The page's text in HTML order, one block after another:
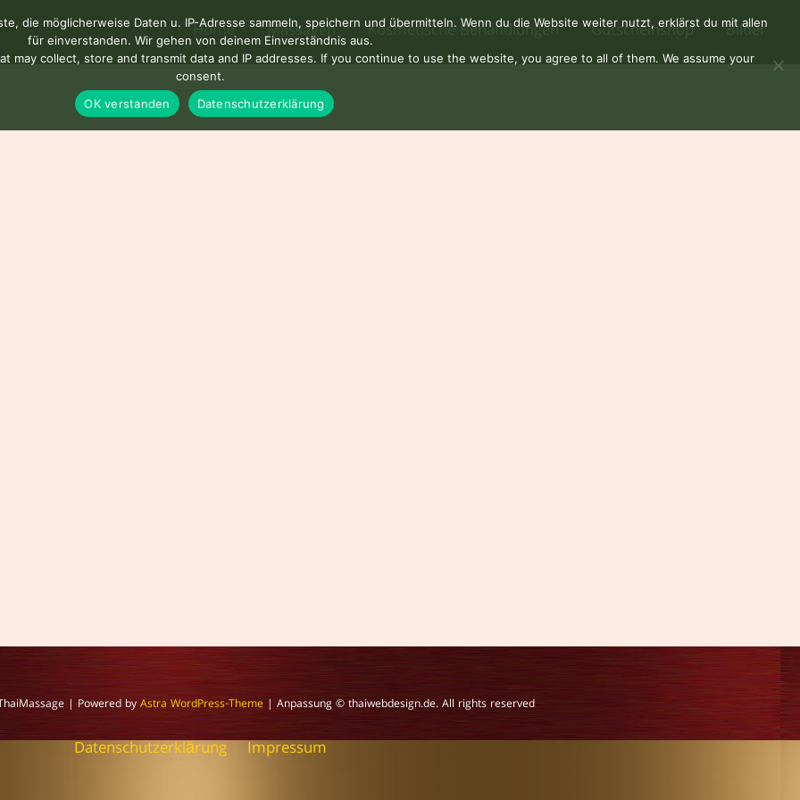
Home Massagen Kosmetische Behandlungen Gutscheinshop Bilder
| Powered byAstra WordPress-Theme| Anpassung © thaiwebdesign.de. All rights reserved
Datenschutzerklärung Impressum
die möglicherweise Daten u. IP-Adresse sammeln, speichern und übermitteln. Wenn du die Website weiter nutzt, erklärst du mit allen
für einverstanden. Wir gehen von deinem Einverständnis aus.
may collect, store and transmit data and IP addresses. If you continue to use the website, you agree to all of them. We assume your
consent.
OK verstanden
Datenschutzerklärung